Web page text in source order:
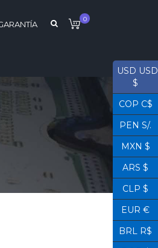
0
USD USD
$
COP C$
PEN S/.
MXN $
ARS $
CLP $
EUR €
BRL R$